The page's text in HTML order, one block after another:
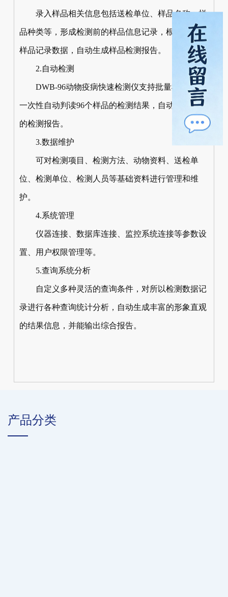
录入样品相关信息包括送检单位、样品名称、样
品种类等，形成检测前的样品信息记录，根据录入的
样品记录数据，自动生成样品检测报告。
2.自动检测
DWB-96动物疫病快速检测仪支持批量检测，可
一次性自动判读96个样品的检测结果，自动生成详细
的检测报告。
3.数据维护
可对检测项目、检测方法、动物资料、送检单
位、检测单位、检测人员等基础资料进行管理和维
护。
4.系统管理
仪器连接、数据库连接、监控系统连接等参数设
置、用户权限管理等。
5.查询系统分析
自定义多种灵活的查询条件，对所以检测数据记
录进行各种查询统计分析，自动生成丰富的形象直观
的结果信息，并能输出综合报告。
产品分类